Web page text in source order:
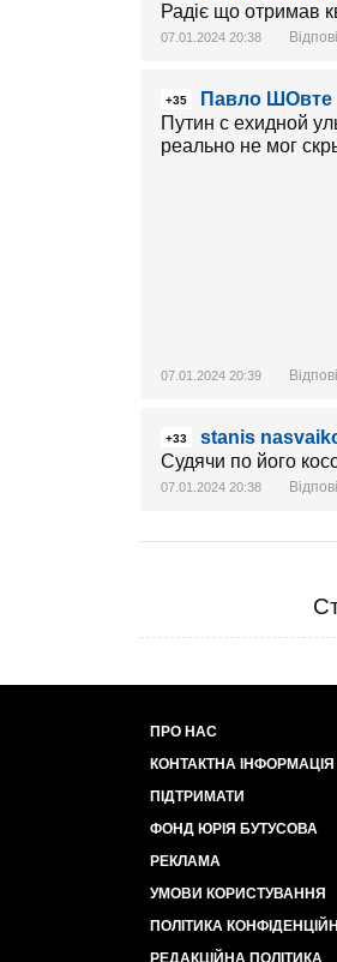
Радіє що отримав
07.01.2024 20:38
+35
Павло ШОвте
Путин с ехидной
реально не мог
07.01.2024 20:39
+33
stanis
Судячи по його
07.01.2024 20:38
ПРО НАС
КОНТАКТНА ІНФОРМАЦІЯ
ПІДТРИМАТИ
ФОНД ЮРІЯ БУТУСОВА
РЕКЛАМА
УМОВИ КОРИСТУВАННЯ
ПОЛІТИКА